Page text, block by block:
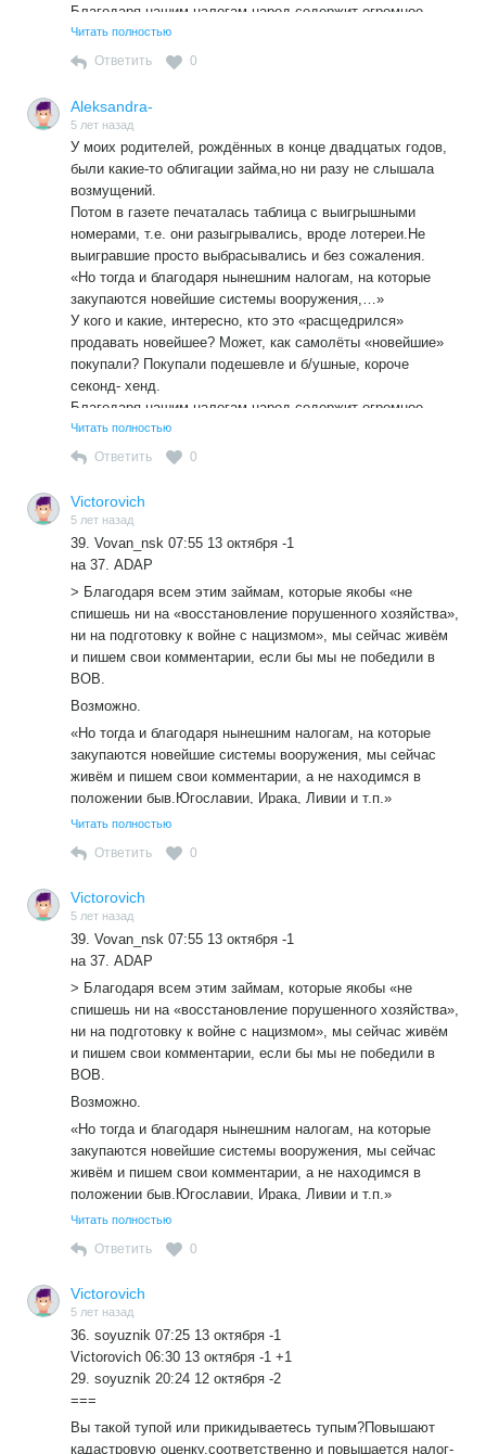
Благодаря нашим налогам народ содержит огромное
количество чиновников у которых «вдруг» появляется
жильё за рубежом и счета. И чёгой-то они туда так
А ещё на наши налоги устраиваются выбора без выборов,
полицаям тоже платят, чтобы народ разгоняли, били
дубинками, пинали в живот, подбрасывают наркоту, чтобы
осудить неугодных…
Как -то так.
Попирается стать Конституции 31.
Читать полностью
Ответить 0
Aleksandra-
5 лет назад
У моих родителей, рождённых в конце двадцатых годов,
были какие-то облигации займа,но ни разу не слышала
возмущений.
Потом в газете печаталась таблица с выигрышными
номерами, т.е. они разыгрывались, вроде лотереи.Не
выигравшие просто выбрасывались и без сожаления.
«Но тогда и благодаря нынешним налогам, на которые
закупаются новейшие системы вооружения,…»
У кого и какие, интересно, кто это «расщедрился»
продавать новейшее? Может, как самолёты «новейшие»
покупали? Покупали подешевле и б/ушные, короче
секонд- хенд.
Благодаря нашим налогам народ содержит огромное
количество чиновников у которых «вдруг» появляется
жильё за рубежом и счета. И чёгой-то они туда так
А ещё на наши налоги устраиваются выбора без выборов,
полицаям тоже платят, чтобы народ разгоняли, били
дубинками, пинали в живот, подбрасывают наркоту, чтобы
осудить неугодных…
Попирается стать Конституции 31.
Читать полностью
Ответить 0
Victorovich
5 лет назад
39. Vovan_nsk 07:55 13 октября -1
на 37. ADAP
> Благодаря всем этим займам, которые якобы «не
спишешь ни на «восстановление порушенного хозяйства»,
ни на подготовку к войне с нацизмом», мы сейчас живём
и пишем свои комментарии, если бы мы не победили в
ВОВ.
Возможно.
«Но тогда и благодаря нынешним налогам, на которые
закупаются новейшие системы вооружения, мы сейчас
живём и пишем свои комментарии, а не находимся в
положении быв.Югославии, Ирака, Ливии и т.п.»
Так почти все разработки вооружения из советского
месторождения и инфраструктура,которая сегодня
разрушаться.
Читать полностью
Ответить 0
Victorovich
5 лет назад
39. Vovan_nsk 07:55 13 октября -1
на 37. ADAP
> Благодаря всем этим займам, которые якобы «не
спишешь ни на «восстановление порушенного хозяйства»,
ни на подготовку к войне с нацизмом», мы сейчас живём
и пишем свои комментарии, если бы мы не победили в
ВОВ.
Возможно.
«Но тогда и благодаря нынешним налогам, на которые
закупаются новейшие системы вооружения, мы сейчас
живём и пишем свои комментарии, а не находимся в
положении быв.Югославии, Ирака, Ливии и т.п.»
Так почти все разработки вооружения из советского
месторождения и инфраструктура,которая сегодня
разрушаться.
Читать полностью
Ответить 0
Victorovich
5 лет назад
36. soyuznik 07:25 13 октября -1
Victorovich 06:30 13 октября -1 +1
29. soyuznik 20:24 12 октября -2
===
Вы такой тупой или прикидываетесь тупым?Повышают
кадастровую оценку,соответственно и повышается налог-